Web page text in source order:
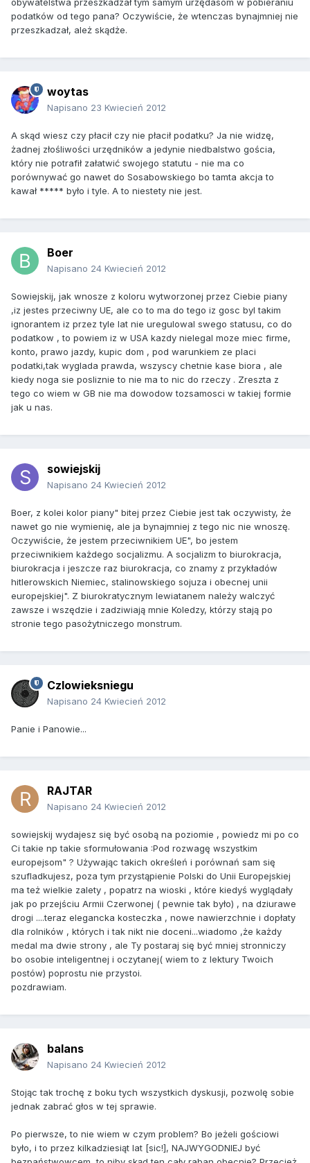
podatków od tego pana? Oczywiście, że wtenczas bynajmniej nie
przeszkadzał, ależ skądże.
woytas
Napisano 23 Kwiecień 2012
A skąd wiesz czy płacił czy nie płacił podatku? Ja nie widzę,
żadnej złośliwości urzędników a jedynie niedbalstwo gościa,
który nie potrafił załatwić swojego statutu - nie ma co
porównywać go nawet do Sosabowskiego bo tamta akcja to
kawał ***** było i tyle. A to niestety nie jest.
Boer
Napisano 24 Kwiecień 2012
Sowiejskij, jak wnosze z koloru wytworzonej przez Ciebie piany
,iz jestes przeciwny UE, ale co to ma do tego iz gosc byl takim
ignorantem iz przez tyle lat nie uregulowal swego statusu, co do
podatkow , to powiem iz w USA kazdy nielegal moze miec firme,
konto, prawo jazdy, kupic dom , pod warunkiem ze placi
podatki,tak wyglada prawda, wszyscy chetnie kase biora , ale
kiedy noga sie posliznie to nie ma to nic do rzeczy . Zreszta z
tego co wiem w GB nie ma dowodow tozsamosci w takiej formie
jak u nas.
sowiejskij
Napisano 24 Kwiecień 2012
Boer, z kolei kolor piany" bitej przez Ciebie jest tak oczywisty, że
nawet go nie wymienię, ale ja bynajmniej z tego nic nie wnoszę.
Oczywiście, że jestem przeciwnikiem UE", bo jestem
przeciwnikiem każdego socjalizmu. A socjalizm to biurokracja,
biurokracja i jeszcze raz biurokracja, co znamy z przykładów
hitlerowskich Niemiec, stalinowskiego sojuza i obecnej unii
europejskiej". Z biurokratycznym lewiatanem należy walczyć
zawsze i wszędzie i zadziwiają mnie Koledzy, którzy stają po
stronie tego pasożytniczego monstrum.
Czlowieksniegu
Napisano 24 Kwiecień 2012
Panie i Panowie...
RAJTAR
Napisano 24 Kwiecień 2012
sowiejskij wydajesz się być osobą na poziomie , powiedz mi po co
Ci takie np takie sformułowania :Pod rozwagę wszystkim
europejsom" ? Używając takich określeń i porównań sam się
szufladkujesz, poza tym przystąpienie Polski do Unii Europejskiej
ma też wielkie zalety , popatrz na wioski , które kiedyś wyglądały
jak po przejściu Armii Czerwonej ( pewnie tak było) , na dziurawe
drogi ....teraz elegancka kosteczka , nowe nawierzchnie i dopłaty
dla rolników , których i tak nikt nie doceni...wiadomo ,że każdy
medal ma dwie strony , ale Ty postaraj się być mniej stronniczy
bo osobie inteligentnej i oczytanej( wiem to z lektury Twoich
postów) poprostu nie przystoi.
pozdrawiam.
balans
Napisano 24 Kwiecień 2012
Stojąc tak trochę z boku tych wszystkich dyskusji, pozwolę sobie
jednak zabrać głos w tej sprawie.
Po pierwsze, to nie wiem w czym problem? Bo jeżeli gościowi
było, i to przez kilkadziesiąt lat [sic!], NAJWYGODNIEJ być